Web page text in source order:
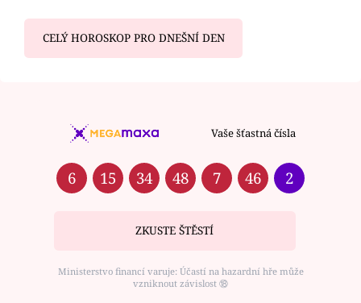
CELÝ HOROSKOP PRO DNEŠNÍ DEN
Vaše šťastná čísla
6 15 34 48 7 46 2
ZKUSTE ŠTĚSTÍ
Ministerstvo financí varuje: Účastí na hazardní hře může
vzniknout závislost ⑱